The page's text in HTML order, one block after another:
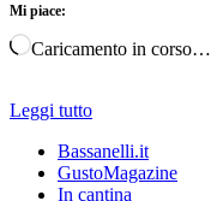
Mi piace:
Caricamento in corso…
Leggi tutto
Bassanelli.it
GustoMagazine
In cantina